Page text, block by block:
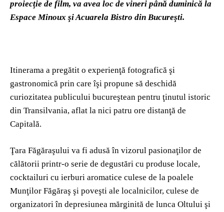
proiecţie de film, va avea loc de vineri până duminică la
Espace Minoux şi Acuarela Bistro din Bucureşti.
Itinerama a pregătit o experienţă fotografică şi
gastronomică prin care îşi propune să deschidă
curiozitatea publicului bucureştean pentru ţinutul istoric
din Transilvania, aflat la nici patru ore distanţă de
Capitală.
Ţara Făgăraşului va fi adusă în vizorul pasionaţilor de
călătorii printr-o serie de degustări cu produse locale,
cocktailuri cu ierburi aromatice culese de la poalele
Munţilor Făgăraş şi poveşti ale localnicilor, culese de
organizatori în depresiunea mărginită de lunca Oltului şi